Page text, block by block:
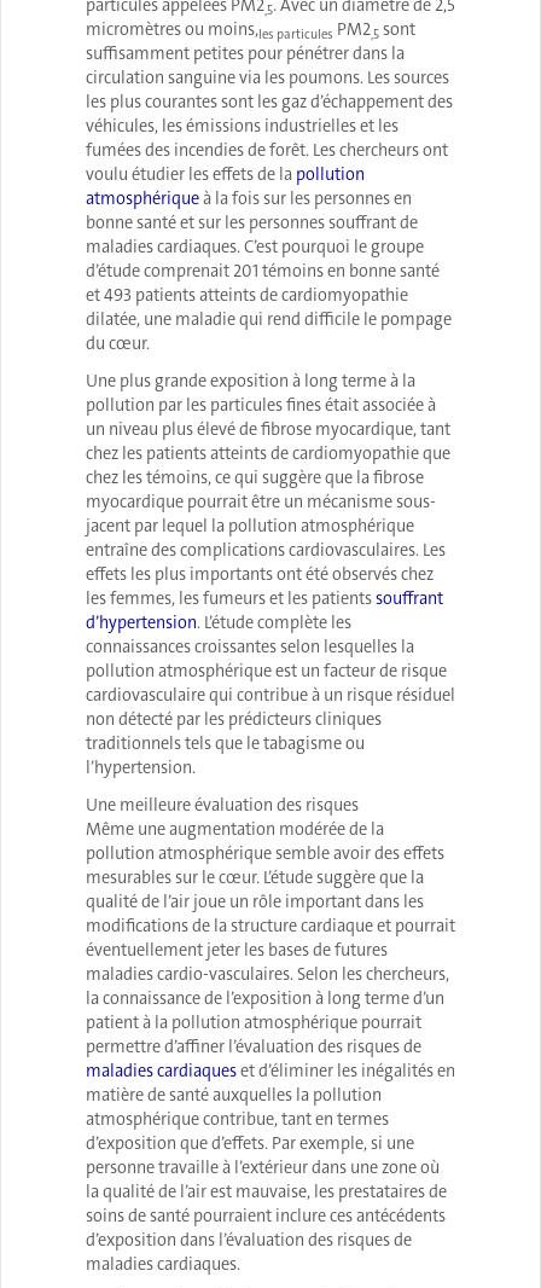
particules appelées PM2,5. Avec un diamètre de 2,5
micromètres ou moins,les particules PM2,5 sont
suffisamment petites pour pénétrer dans la
circulation sanguine via les poumons. Les sources
les plus courantes sont les gaz d’échappement des
véhicules, les émissions industrielles et les
fumées des incendies de forêt. Les chercheurs ont
voulu étudier les effets de la pollution
atmosphériqueà la fois sur les personnes en
bonne santé et sur les personnes souffrant de
maladies cardiaques. C’est pourquoi le groupe
d’étude comprenait 201 témoins en bonne santé
et 493 patients atteints de cardiomyopathie
dilatée, une maladie qui rend difficile le pompage
du cœur.
Une plus grande exposition à long terme à la
pollution par les particules fines était associée à
un niveau plus élevé de fibrose myocardique, tant
chez les patients atteints de cardiomyopathie que
chez les témoins, ce qui suggère que la fibrose
myocardique pourrait être un mécanisme sous-
jacent par lequel la pollution atmosphérique
entraîne des complications cardiovasculaires. Les
effets les plus importants ont été observés chez
les femmes, les fumeurs et les patientssouffrant
d’hypertension. L’étude complète les
connaissances croissantes selon lesquelles la
pollution atmosphérique est un facteur de risque
cardiovasculaire qui contribue à un risque résiduel
non détecté par les prédicteurs cliniques
traditionnels tels que le tabagisme ou
l’hypertension.
Une meilleure évaluation des risques
Même une augmentation modérée de la
pollution atmosphérique semble avoir des effets
mesurables sur le cœur. L’étude suggère que la
qualité de l’air joue un rôle important dans les
modifications de la structure cardiaque et pourrait
éventuellement jeter les bases de futures
maladies cardio-vasculaires. Selon les chercheurs,
la connaissance de l’exposition à long terme d’un
patient à la pollution atmosphérique pourrait
permettre d’affiner l’évaluation des risques de
maladies cardiaqueset d’éliminer les inégalités en
matière de santé auxquelles la pollution
atmosphérique contribue, tant en termes
d’exposition que d’effets. Par exemple, si une
personne travaille à l’extérieur dans une zone où
la qualité de l’air est mauvaise, les prestataires de
soins de santé pourraient inclure ces antécédents
d’exposition dans l’évaluation des risques de
maladies cardiaques.